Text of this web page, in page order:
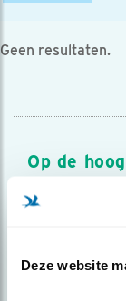
Deze website
Geen resultaten.
Op de
Meld je aan en
over vogels en